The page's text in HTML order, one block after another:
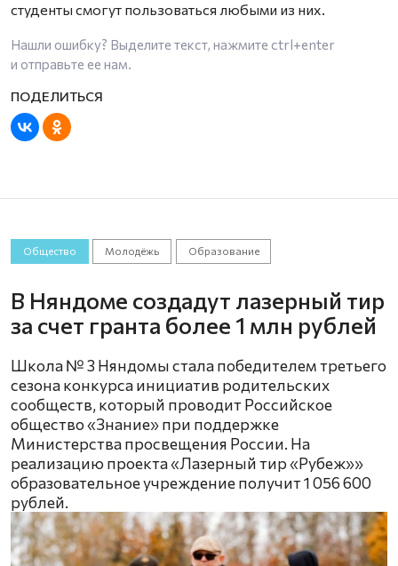
студенты смогут пользоваться любыми из них.
Нашли ошибку? Выделите текст, нажмите ctrl+enter
и отправьте ее нам.
Общество Молодёжь Образование
В Няндоме создадут лазерный тир
за счет гранта более 1 млн рублей
Школа № 3 Няндомы стала победителем третьего
сезона конкурса инициатив родительских
сообществ, который проводит Российское
общество «Знание» при поддержке
Министерства просвещения России. На
реализацию проекта «Лазерный тир «Рубеж»»
образовательное учреждение получит 1 056 600
рублей.